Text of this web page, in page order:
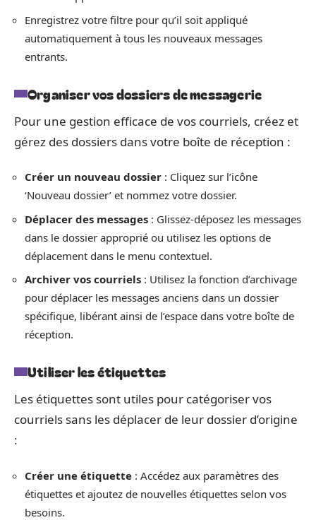
Enregistrez votre filtre pour qu’il soit appliqué
automatiquement à tous les nouveaux messages
entrants.
Organiser vos dossiers de messagerie
Pour une gestion efficace de vos courriels, créez et
gérez des dossiers dans votre boîte de réception :
Créer un nouveau dossier : Cliquez sur l’icône
‘Nouveau dossier’ et nommez votre dossier.
Déplacer des messages : Glissez-déposez les messages
dans le dossier approprié ou utilisez les options de
déplacement dans le menu contextuel.
Archiver vos courriels : Utilisez la fonction d’archivage
pour déplacer les messages anciens dans un dossier
spécifique, libérant ainsi de l’espace dans votre boîte de
réception.
Utiliser les étiquettes
Les étiquettes sont utiles pour catégoriser vos
courriels sans les déplacer de leur dossier d’origine
:
Créer une étiquette : Accédez aux paramètres des
étiquettes et ajoutez de nouvelles étiquettes selon vos
besoins.